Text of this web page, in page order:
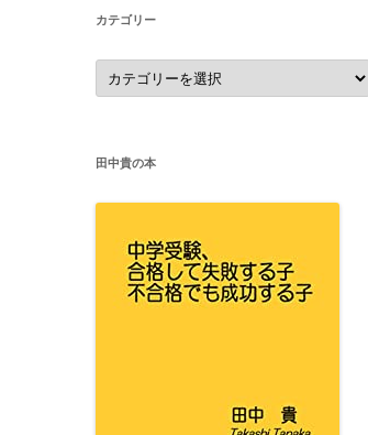
カテゴリー
カ
テ
ゴ
田中貴の本